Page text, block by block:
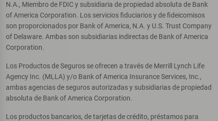
N.A., Miembro de FDIC y subsidiaria de propiedad absoluta de Bank
of America Corporation. Los servicios fiduciarios y de fideicomisos
son proporcionados por Bank of America, N.A. y U.S. Trust Company
of Delaware. Ambas son subsidiarias indirectas de Bank of America
Corporation.
Los Productos de Seguros se ofrecen a través de Merrill Lynch Life
Agency Inc. (MLLA) y/o Bank of America Insurance Services, Inc.,
ambas agencias de seguros autorizadas y subsidiarias de propiedad
absoluta de Bank of America Corporation.
Los productos bancarios, de tarjetas de crédito, préstamos para